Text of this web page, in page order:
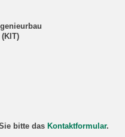
bitte das Kontaktformular.